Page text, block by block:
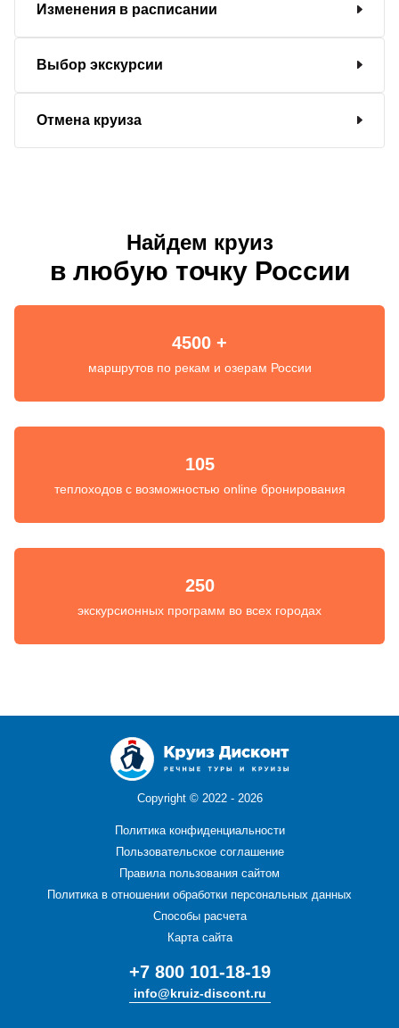
Изменения в расписании
Выбор экскурсии
Отмена круиза
Найдем круиз
в любую точку России
4500 +
маршрутов по рекам и озерам России
105
теплоходов с возможностью online бронирования
250
экскурсионных программ во всех городах
Copyright © 2022 - 2026
Политика конфиденциальности
Пользовательское соглашение
Правила пользования сайтом
Политика в отношении обработки персональных данных
Способы расчета
Карта сайта
+7 800 101-18-19
info@kruiz-discont.ru